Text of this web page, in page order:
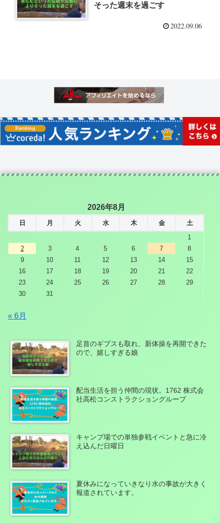
そった週末を過ごす
2022.09.06
2026年8月
日 月 火 水 木 金
土
1
2
3 4 5 6 7
8
9
10 11 12 13 14
15
16
17 18 19 20 21
22
23
24 25 26 27 28
29
30
31
« 6月
足首のギプスも取れ、新体操を再開できた
ので、嬉しすぎる娘
配当生活を担う仲間の現状。1762 株式会
社高松コンストラクショングループ
キャンプ場での単独参戦イベントと急に冷
え込んだ日曜日
夏休みになっていきなり水の事故が大きく
報道されています。